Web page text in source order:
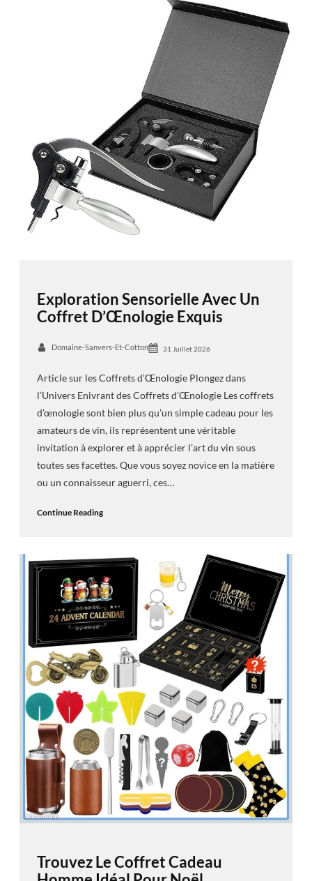
Exploration Sensorielle Avec Un
Coffret D’Œnologie Exquis
Domaine-Sanvers-Et-Cotton 31 Juillet 2026
Article sur les Coffrets d’Œnologie Plongez dans
l’Univers Enivrant des Coffrets d’Œnologie Les coffrets
d’œnologie sont bien plus qu’un simple cadeau pour les
amateurs de vin, ils représentent une véritable
invitation à explorer et à apprécier l’art du vin sous
toutes ses facettes. Que vous soyez novice en la matière
ou un connaisseur aguerri, ces…
Continue Reading
Trouvez Le Coffret Cadeau